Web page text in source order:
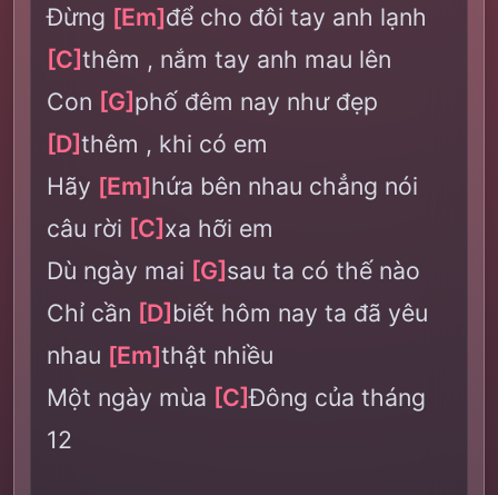
Đừng [Em]để cho đôi tay anh lạnh
[C]thêm , nắm tay anh mau lên
Con [G]phố đêm nay như đẹp
[D]thêm , khi có em
Hãy [Em]hứa bên nhau chẳng nói
câu rời [C]xa hỡi em
Dù ngày mai [G]sau ta có thế nào
Chỉ cần [D]biết hôm nay ta đã yêu
nhau [Em]thật nhiều
Một ngày mùa [C]Đông của tháng
12